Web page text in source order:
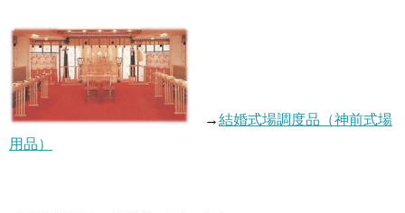
→結婚式場調度品（神前式場
用品）